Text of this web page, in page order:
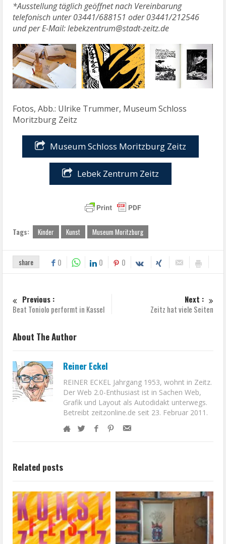
*Ausstellung täglich geöffnet nach Vereinbarung
telefonisch unter 03441/688151 oder 03441/212546
und per E-Mail: lebekzentrum@stadt-zeitz.de
Fotos, Abb.: Ulrike Trummer, Museum Schloss
Moritzburg Zeitz
Museum Schloss Moritzburg Zeitz
Lebek Zentrum Zeitz
Tags: Kinder Kunst Museum Moritzburg
share 0 0 0
Previous :
Beat Toniolo performt in Kassel
Next :
Zeitz hat viele Seiten
About The Author
Reiner Eckel
REINER ECKEL Jahrgang 1953, wohnt in Zeitz.
Der Web 2.0-Enthusiast ist in Sachen Web,
Grafik und Layout als Autodidakt unterwegs.
Betreibt zeitzonline.de seit 23. Februar 2011.
Related posts